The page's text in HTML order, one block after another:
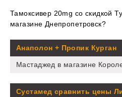
Тамоксивер 20mg со скидкой
магазине Днепропетровск?
Анаполон + Пропик Курган
Мастаджед в магазине
Сустамед сравнить цены